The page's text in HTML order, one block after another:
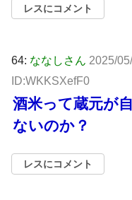
レスにコメント
64: ななしさん 2025/
ID:WKKSXefF0
酒米って蔵元が
ないのか？
レスにコメント